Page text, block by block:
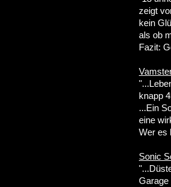
zeigt
kein
als ob
Fazit:
knapp
...Ein
eine
Wer es
Sonic
Garage